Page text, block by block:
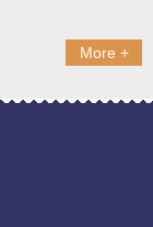
More +